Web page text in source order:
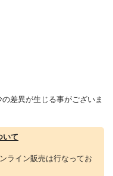
差異が生じる事がございま
いて
ライン販売は行なってお